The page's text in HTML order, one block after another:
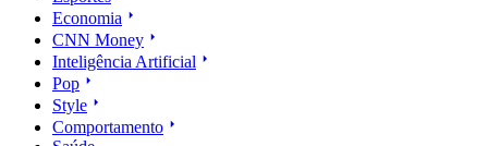
Economia
CNN Money
Inteligência Artificial
Pop
Style
Comportamento